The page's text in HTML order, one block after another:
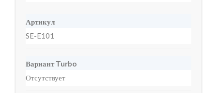
Артикул
SE-E101
Вариант Turbo
Отсутствует